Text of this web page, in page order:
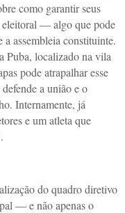
como garantir seus
eleitoral — algo que pode
a assembleia constituinte.
Puba, localizado na vila
pode atrapalhar esse
a união e o
Internamente, já
e um atleta que
do quadro diretivo
— e não apenas o